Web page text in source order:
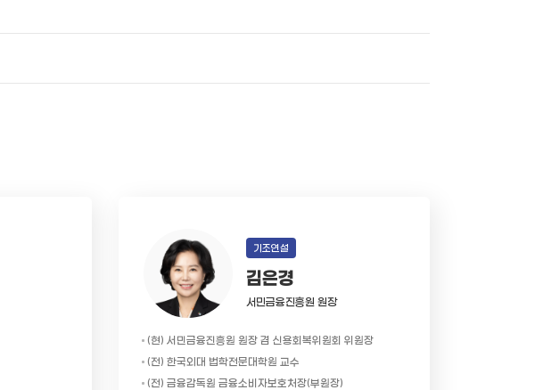
기조연설
김은경
서민금융진흥원 원장
(현) 서민금융진흥원 원장 겸 신용회복위원회 위원장
(전) 한국외대 법학전문대학원 교수
(전) 금융감독원 금융소비자보호처장(부원장)